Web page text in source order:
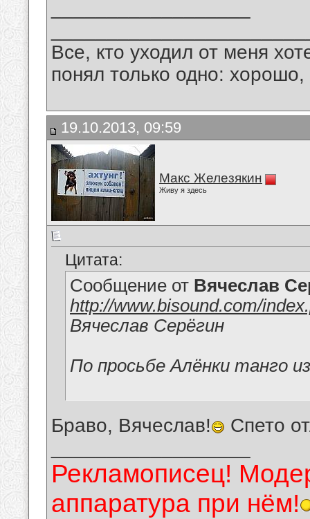
Все, кто уходил от меня
понял только одно:
19.10.2013, 09:59
Макс Железякин
Живу я здесь
Цитата:
Сообщение от Вячеслав
http://www.bisound.com/
Вячеслав Серёгин
По просьбе Алёнки танго
Браво, Вячеслав!
Спето
Рекламописец!
аппаратура при нём!